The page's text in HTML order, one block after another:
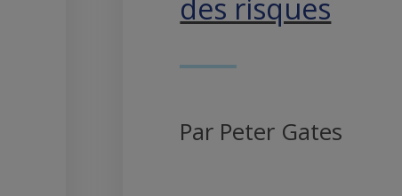
des risques
Par Peter Gates